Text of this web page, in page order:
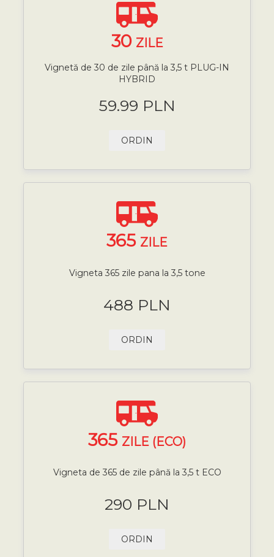
30 ZILE
Vignetă de 30 de zile până la 3,5 t PLUG-IN
HYBRID
59.99 PLN
ORDIN
365 ZILE
Vigneta 365 zile pana la 3,5 tone
488 PLN
ORDIN
365 ZILE (ECO)
Vigneta de 365 de zile până la 3,5 t ECO
290 PLN
ORDIN